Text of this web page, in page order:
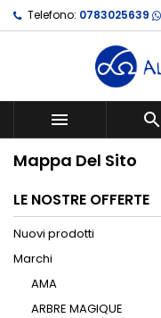
Telefono: 0783025639
 
Mappa Del Sito
LE NOSTRE OFFERTE
Nuovi prodotti
Marchi
AMA
ARBRE MAGIQUE